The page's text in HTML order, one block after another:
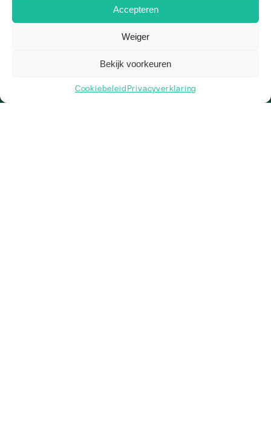
Accepteren
Weiger
Bekijk voorkeuren
Cookiebeleid Privacyverklaring
concurrentie voorbij te vliegen?